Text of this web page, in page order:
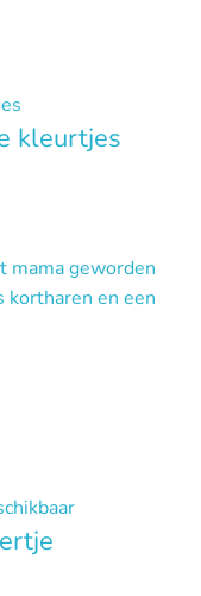
kleurtjes
mama geworden
kortharen en een